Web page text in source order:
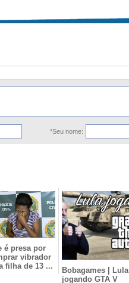
*Seu nome:
é presa por
vibrador
filha de 13 ...
Bobagames | Lula
jogando GTA V